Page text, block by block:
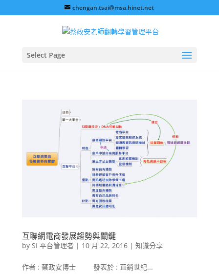
chengan.tsai@msa.hinet.net
Select Page
互聯網電商發展趨勢與關鍵
by SI 平台管理者| 10 月 22, 2016| 知識分享
作者 : 蔡政安博士 發表於 : 直銷世紀...